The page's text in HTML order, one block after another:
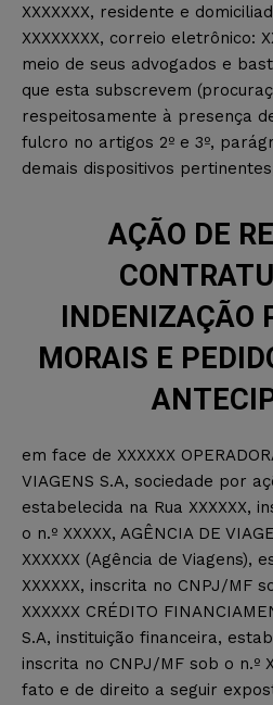
XXXXXXX, residente e
XXXXXXXX, correio eletrônico:
meio de seus advogados e
que esta subscrevem
respeitosamente à presença
fulcro no artigos 2º e 3º,
demais dispositivos
AÇÃO DE
INDENIZAÇÃO
MORAIS E
em face de XXXXXX
VIAGENS S.A, sociedade por
estabelecida na Rua XXXXXX,
o n.º XXXXX, AGÊNCIA DE
XXXXXX (Agência de Viagens),
XXXXXX, inscrita no CNPJ/MF
XXXXXX CRÉDITO
S.A, instituição financeira,
inscrita no CNPJ/MF sob o n.º
fato e de direito a seguir